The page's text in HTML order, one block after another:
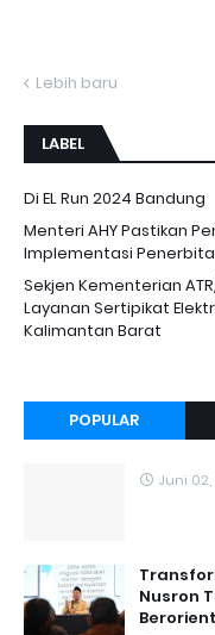
Lebih baru
LABEL
Di EL Run 2024 Bandung
Menteri AHY Pastikan
Implementasi
Sekjen Kementerian
Layanan Sertipikat
Kalimantan Barat
POPULAR
Juni
Nusron